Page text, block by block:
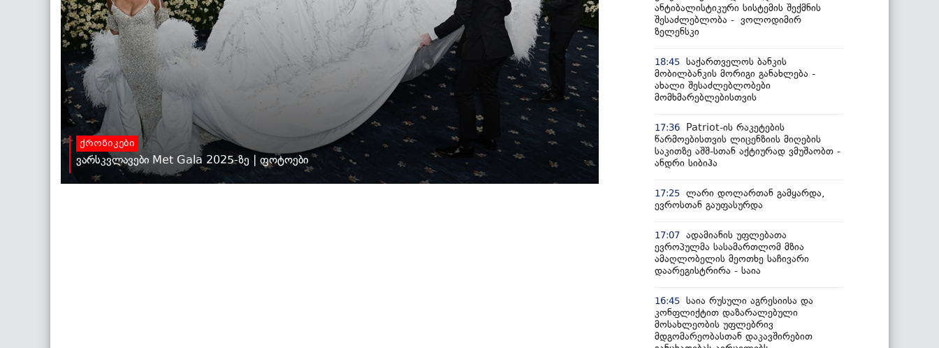
ქრონიკები
ვარსკვლავები Met Gala 2025-ზე | ფოტოები
ანტიბალისტიკური სისტემის შექმნის
შესაძლებლობა - ვოლოდიმირ
ზელენსკი
18:45 საქართველოს ბანკის
მობილბანკის მორიგი განახლება -
ახალი შესაძლებლობები
მომხმარებლებისთვის
17:36
Patriot-ის რაკეტების
წარმოებისთვის ლიცენზიის მიღების
საკითზე აშშ-სთან აქტიურად ვმუშაობთ -
ანდრი სიბიჰა
17:25 ლარი დოლართან გამყარდა,
ევროსთან გაუფასურდა
17:07 ადამიანის უფლებათა
ევროპულმა სასამართლომ მზია
ამაღლობელის მეოთხე საჩივარი
დაარეგისტრირა - საია
16:45 საია რუსული აგრესიისა და
კონფლიქტით დაზარალებული
მოსახლეობის უფლებრივ
მდგომარეობასთან დაკავშირებით